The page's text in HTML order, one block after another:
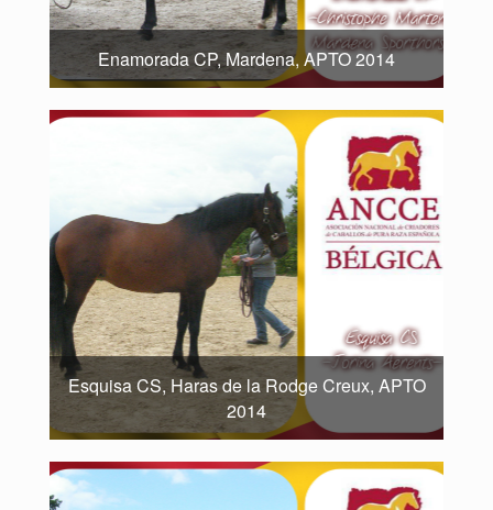
Enamorada CP, Mardena, APTO 2014
Esquisa CS, Haras de la Rodge Creux, APTO
2014